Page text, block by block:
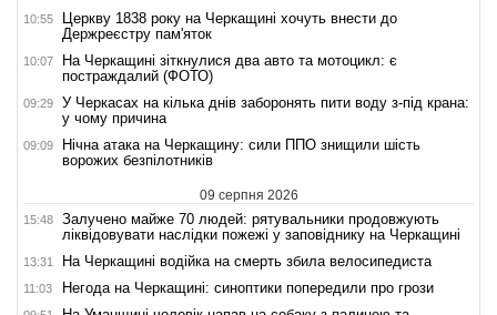
10:55
Церкву 1838 року на Черкащині хочуть внести до
Держреєстру пам'яток
10:07
На Черкащині зіткнулися два авто та мотоцикл: є
постраждалий (ФОТО)
09:29
У Черкасах на кілька днів заборонять пити воду з-під крана:
у чому причина
09:09
Нічна атака на Черкащину: сили ППО знищили шість
ворожих безпілотників
09 серпня 2026
15:48
Залучено майже 70 людей: рятувальники продовжують
ліквідовувати наслідки пожежі у заповіднику на Черкащині
13:31 На Черкащині водійка на смерть збила велосипедиста
11:03 Негода на Черкащині: синоптики попередили про грози